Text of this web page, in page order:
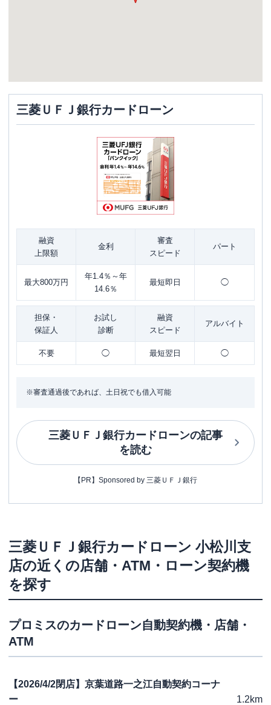
三菱ＵＦＪ銀行カードローン
融資
上限額
金利
審査
スピード
パート
最大800万円
年1.4％～年
14.6％
最短即日 ◯
担保・
保証人
お試し
診断
融資
スピード
アルバイト
不要 ◯ 最短翌日 ◯
※審査通過後であれば、土日祝でも借入可能
三菱ＵＦＪ銀行カードローンの記事
を読む
【PR】Sponsored by 三菱ＵＦＪ銀行
三菱ＵＦＪ銀行カードローン 小松川支
店の近くの店舗・ATM・ローン契約機
を探す
プロミスのカードローン自動契約機・店舗・
ATM
【2026/4/2閉店】京葉道路一之江自動契約コーナ
ー
1.2km